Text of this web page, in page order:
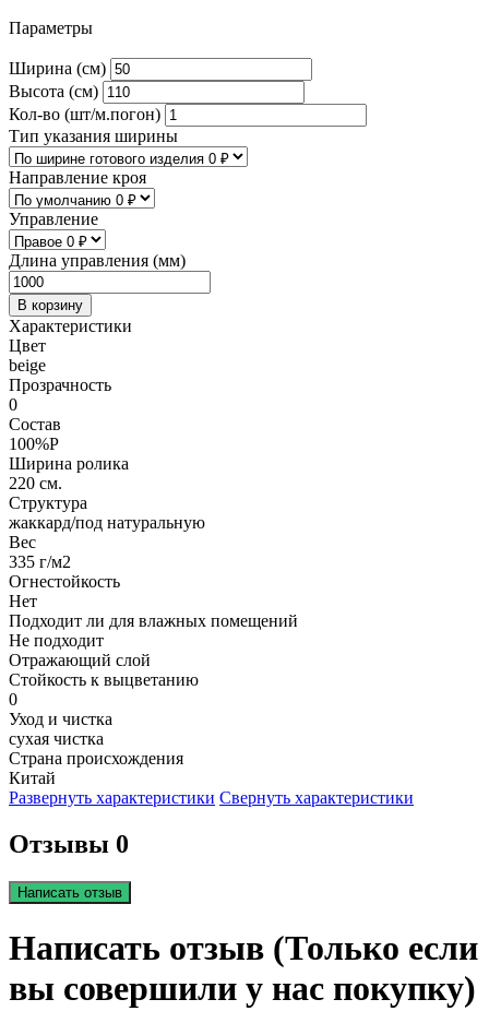
Параметры
Ширина (см)
Высота (см)
Кол-во (шт/м.погон)
Тип указания ширины
Направление кроя
Управление
Длина управления (мм)
В корзину
Характеристики
Цвет
beige
Прозрачность
0
Состав
100%P
Ширина ролика
220 см.
Структура
жаккард/под натуральную
Вес
335 г/м2
Огнестойкость
Нет
Подходит ли для влажных помещений
Не подходит
Отражающий слой
Стойкость к выцветанию
0
Уход и чистка
сухая чистка
Страна происхождения
Китай
Развернуть характеристики Свернуть характеристики
Отзывы 0
Написать отзыв
Написать отзыв (Только если
вы совершили у нас покупку)